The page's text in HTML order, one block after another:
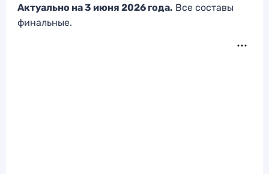
Актуально на 3 июня 2026 года. Все составы
финальные.